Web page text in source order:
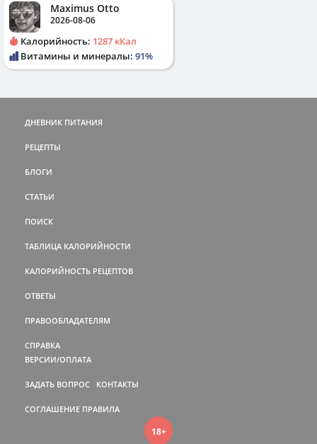
Maximus Otto
2026-08-06
Калорийность: 1287 кКал
Витамины и минералы: 91%
ДНЕВНИК ПИТАНИЯ
РЕЦЕПТЫ
БЛОГИ
СТАТЬИ
ПОИСК
ТАБЛИЦА КАЛОРИЙНОСТИ
КАЛОРИЙНОСТЬ РЕЦЕПТОВ
ОТВЕТЫ
ПРАВООБЛАДАТЕЛЯМ
СПРАВКА
ВЕРСИИ/ОПЛАТА
ЗАДАТЬ ВОПРОС КОНТАКТЫ
СОГЛАШЕНИЕ ПРАВИЛА
18+